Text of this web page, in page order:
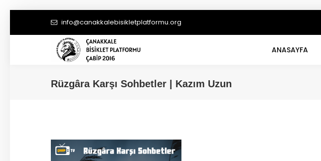
info@canakkalebisikletplatformu.org
ANASAYFA
Rüzgâra Karşı Sohbetler | Kazım Uzun